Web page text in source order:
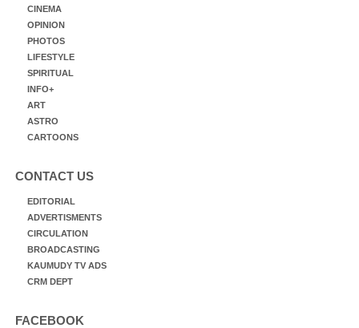
CINEMA
OPINION
PHOTOS
LIFESTYLE
SPIRITUAL
INFO+
ART
ASTRO
CARTOONS
CONTACT US
EDITORIAL
ADVERTISMENTS
CIRCULATION
BROADCASTING
KAUMUDY TV ADS
CRM DEPT
FACEBOOK